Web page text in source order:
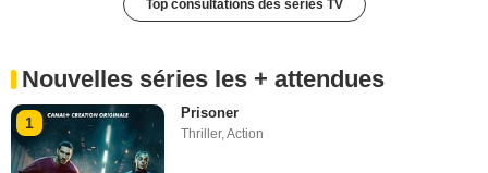
Top consultations des séries TV
Nouvelles séries les + attendues
1
Prisoner
Thriller,Action